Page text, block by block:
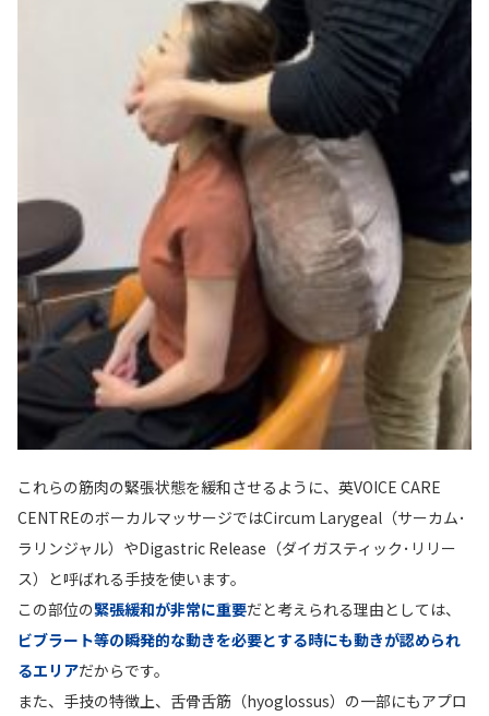
これらの筋肉の緊張状態を緩和させるように、英VOICE CARE
CENTREのボーカルマッサージではCircum Larygeal（サーカム･
ラリンジャル）やDigastric Release（ダイガスティック･リリー
ス）と呼ばれる手技を使います。
この部位の緊張緩和が非常に重要だと考えられる理由としては、
ビブラート等の瞬発的な動きを必要とする時にも動きが認められ
るエリアだからです。
また、手技の特徴上、舌骨舌筋（hyoglossus）の一部にもアプロ